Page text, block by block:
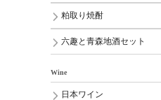
粕取り焼酎
六趣と青森地酒セット
Wine
日本ワイン